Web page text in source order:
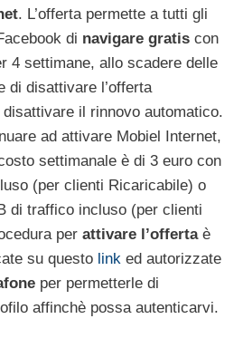
. L’offerta permette a tutti gli
di navigare gratis con
4 settimane, allo scadere delle
di disattivare l’offerta
il rinnovo automatico.
ad attivare Mobiel Internet,
settimanale è di 3 euro con
(per clienti Ricaricabile) o
di traffico incluso (per clienti
per attivare l’offertaè
su questo link ed autorizzate
per permetterle di
affinchè possa autenticarvi.